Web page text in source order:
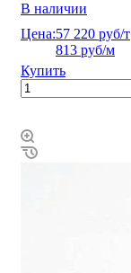
В наличии
Цена:57 220 руб/т
813 руб/м
Купить